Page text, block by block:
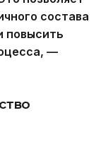
состава
повысить
—